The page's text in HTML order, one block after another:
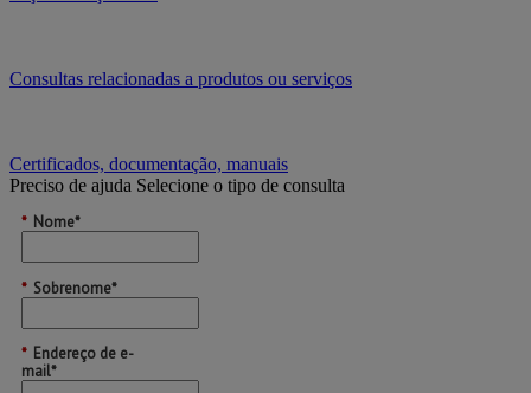
Consultas relacionadas a produtos ou serviços
Certificados, documentação, manuais
Preciso de ajuda Selecione o tipo de consulta
* Nome*
* Sobrenome*
* Endereço de e-
mail*